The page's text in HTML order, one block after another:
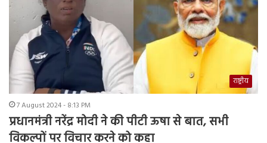
राष्ट्रीय
7 August 2024 - 8:13 PM
प्रधानमंत्री नरेंद्र मोदी ने की पीटी ऊषा से बात, सभी
विकल्पों पर विचार करने को कहा